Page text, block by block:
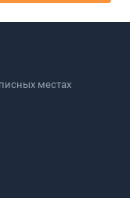
местах